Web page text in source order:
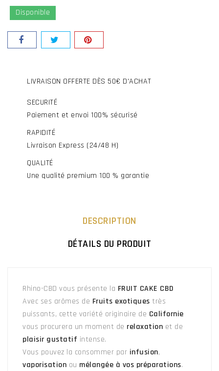
Disponible
LIVRAISON OFFERTE DÈS 50€ D'ACHAT
SECURITÉ
Paiement et envoi 100% sécurisé
RAPIDITÉ
Livraison Express (24/48 H)
QUALITÉ
Une qualité premium 100 % garantie
DESCRIPTION
DÉTAILS DU PRODUIT
Rhino-CBD vous présente la FRUIT CAKE CBD
Avec ses arômes de Fruits exotiques très
puissants, cette variété originaire de Californie
vous procurera un moment de relaxation et de
plaisir gustatif intense.
Vous pouvez la consommer par infusion,
vaporisation ou mélangée à vos préparations.